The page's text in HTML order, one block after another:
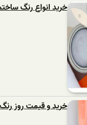
خرید انواع رنگ
خرید و قیمت روز